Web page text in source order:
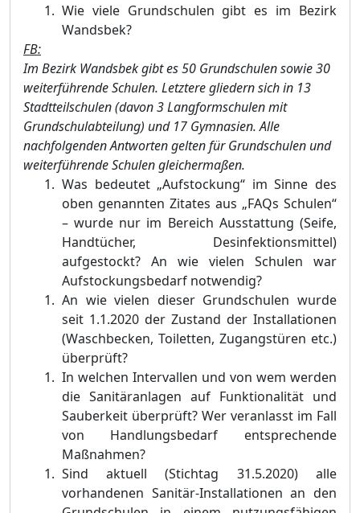
Wie viele Grundschulen gibt es im Bezirk
Wandsbek?
FB:
Im Bezirk Wandsbek gibt es 50 Grundschulen sowie 30
weiterführende Schulen. Letztere gliedern sich in 13
Stadtteilschulen (davon 3 Langformschulen mit
Grundschulabteilung) und 17 Gymnasien. Alle
nachfolgenden Antworten gelten für Grundschulen und
weiterführende Schulen gleichermaßen.
Was bedeutet „Aufstockung“ im Sinne des
oben genannten Zitates aus „FAQs Schulen“
– wurde nur im Bereich Ausstattung (Seife,
Handtücher, Desinfektionsmittel)
aufgestockt? An wie vielen Schulen war
Aufstockungsbedarf notwendig?
An wie vielen dieser Grundschulen wurde
seit 1.1.2020 der Zustand der Installationen
(Waschbecken, Toiletten, Zugangstüren etc.)
überprüft?
In welchen Intervallen und von wem werden
die Sanitäranlagen auf Funktionalität und
Sauberkeit überprüft? Wer veranlasst im Fall
von Handlungsbedarf entsprechende
Maßnahmen?
Sind aktuell (Stichtag 31.5.2020) alle
vorhandenen Sanitär-Installationen an den